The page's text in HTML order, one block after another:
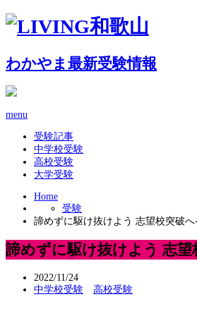
わかやま最新受験情報
menu
受験記事
中学校受験
高校受験
大学受験
Home
受験
諦めずに駆け抜けよう 志望校突破
諦めずに駆け抜けよう 志
2022/11/24
中学校受験
高校受験